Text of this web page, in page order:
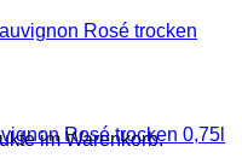
im Warenkorb.
Rosé trocken 0,75l